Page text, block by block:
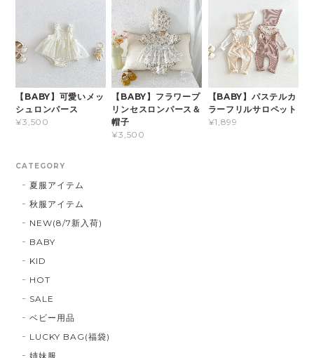
【BABY】可愛いメッ
シュロンパース
¥3,500
【BABY】フラワープ
リンセスロンパース＆
帽子
¥3,500
【BABY】パステルカ
ラーフリルサロペット
¥1,899
CATEGORY
夏服アイテム
秋服アイテム
NEW(8/7新入荷)
BABY
KID
HOT
SALE
ベビー用品
LUCKY BAG(福袋)
姉妹服